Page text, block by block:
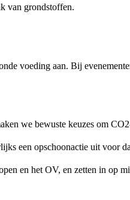
van grondstoffen.
voeding aan. Bij
we bewuste keuzes om
een opschoonactie uit voor
en het OV, en zetten in op